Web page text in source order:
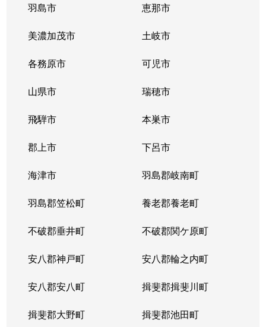
羽島市 恵那市
美濃加茂市 土岐市
各務原市 可児市
山県市 瑞穂市
飛騨市 本巣市
郡上市 下呂市
海津市 羽島郡岐南町
羽島郡笠松町 養老郡養老町
不破郡垂井町 不破郡関ケ原町
安八郡神戸町 安八郡輪之内町
安八郡安八町 揖斐郡揖斐川町
揖斐郡大野町 揖斐郡池田町